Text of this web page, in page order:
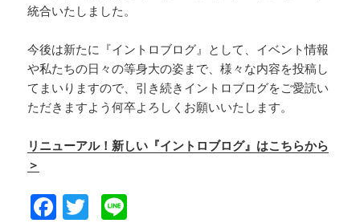
統合いたしました。
今後は新たに『イントロブログ』として、イベント情報
や私たちの日々の等身大の姿まで、様々な内容を投稿し
てまいりますので、引き続きイントロブログをご愛読い
ただきますよう何卒よろしくお願いいたします。
リニューアル！新しい『イントロブログ』はこちらから
＞
F
T